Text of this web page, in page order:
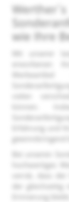
wie Ihre
Mit unserer
können.
Erfahrung und
gewinnbringend
Bei unseren
hochwertiges
verrät, dass
der
Erinnerung bleibt.